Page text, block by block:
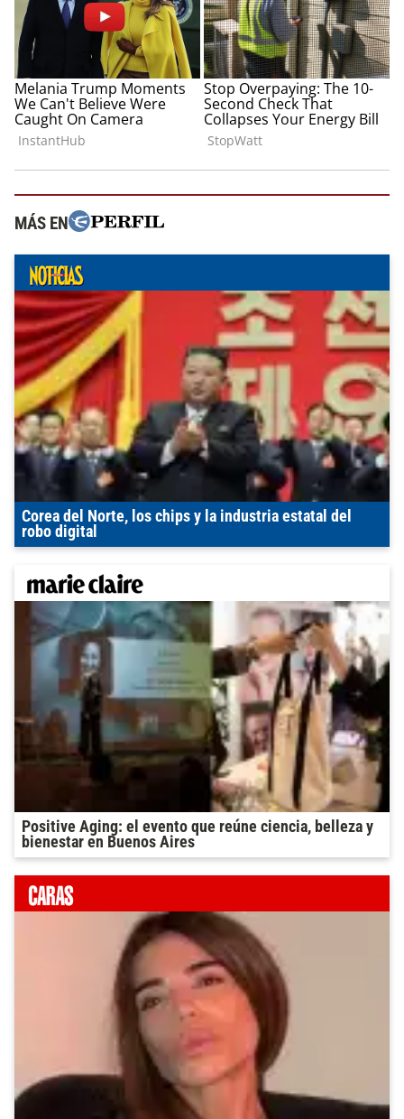
MÁS EN
Corea del Norte, los chips y la industria estatal del
robo digital
Positive Aging: el evento que reúne ciencia, belleza y
bienestar en Buenos Aires